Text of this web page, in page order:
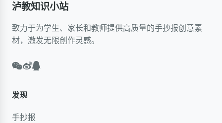
泸教知识小站
致力于为学生、家长和教师提供高质量的手抄报创意素
材，激发无限创作灵感。
发现
手抄报